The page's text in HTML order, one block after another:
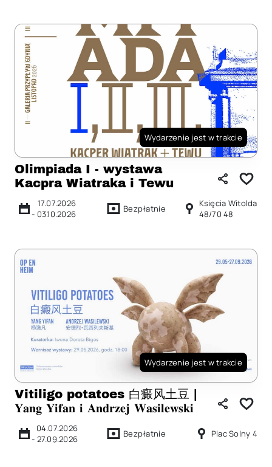
Wydarzenie jest w trakcie
Olimpiada I - wystawa
Kacpra Wiatraka i Tewu
17.07.2026
- 03.10.2026 Bezpłatnie
Księcia Witolda
48/70 48
Wydarzenie jest w trakcie
Vitiligo potatoes 白癜⻛土豆 |
𝐘𝐚𝐧𝐠 𝐘𝐢𝐟𝐚𝐧 𝐢 𝐀𝐧𝐝𝐫𝐳𝐞𝐣 𝐖𝐚𝐬𝐢𝐥𝐞𝐰𝐬𝐤𝐢
04.07.2026
- 27.09.2026 Bezpłatnie Plac Solny 4